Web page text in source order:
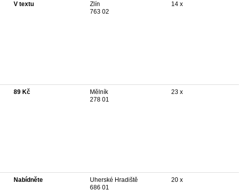
V textu
Zlín
763 02
14 x
89 Kč
Mělník
278 01
23 x
Nabídněte
Uherské Hradiště
686 01
20 x